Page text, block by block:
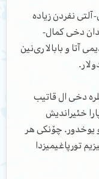
نفردن زیاده
دخی کمال-
آتا و بابالاری‌نین
دخی ال قاتیب
خئیراندیش
یوخدور. چۆنکی هر
تورپاغیمیزدا